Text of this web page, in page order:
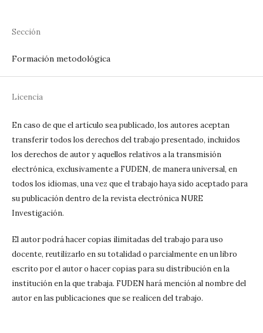
Sección
Formación metodológica
Licencia
En caso de que el artículo sea publicado, los autores aceptan
transferir todos los derechos del trabajo presentado, incluidos
los derechos de autor y aquellos relativos a la transmisión
electrónica, exclusivamente a FUDEN, de manera universal, en
todos los idiomas, una vez que el trabajo haya sido aceptado para
su publicación dentro de la revista electrónica NURE
Investigación.
El autor podrá hacer copias ilimitadas del trabajo para uso
docente, reutilizarlo en su totalidad o parcialmente en un libro
escrito por el autor o hacer copias para su distribución en la
institución en la que trabaja. FUDEN hará mención al nombre del
autor en las publicaciones que se realicen del trabajo.